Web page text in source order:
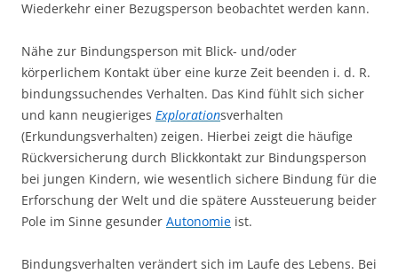
Wiederkehr einer Bezugsperson beobachtet werden kann.
Nähe zur Bindungsperson mit Blick- und/oder
körperlichem Kontakt über eine kurze Zeit beenden i. d. R.
bindungssuchendes Verhalten. Das Kind fühlt sich sicher
und kann neugieriges Explorationsverhalten
(Erkundungsverhalten) zeigen. Hierbei zeigt die häufige
Rückversicherung durch Blickkontakt zur Bindungsperson
bei jungen Kindern, wie wesentlich sichere Bindung für die
Erforschung der Welt und die spätere Aussteuerung beider
Pole im Sinne gesunder Autonomie ist.
Bindungsverhalten verändert sich im Laufe des Lebens. Bei